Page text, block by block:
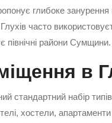
глибоке
часто
північні райони Сумщини.
в
стандартний набір
хостели,